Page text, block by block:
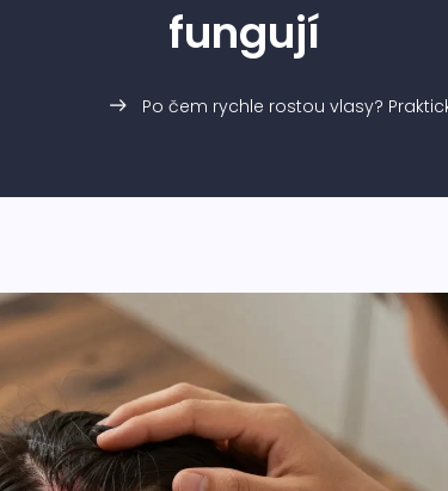
fungují
Po čem rychle rostou vlasy?